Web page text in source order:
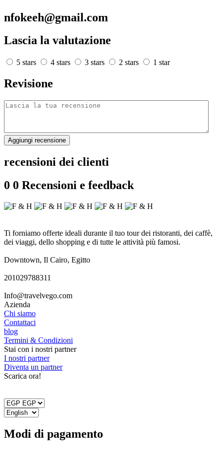
nfokeeh@gmail.com
Lascia la valutazione
5 stars 4 stars 3 stars 2 stars 1 star
Revisione
Aggiungi recensione
recensioni dei clienti
0 0 Recensioni e feedback
Ti forniamo offerte ideali durante il tuo tour dei ristoranti, dei caffè,
dei viaggi, dello shopping e di tutte le attività più famosi.
Downtown, Il Cairo, Egitto
201029788311
Info@travelvego.com
Azienda
Chi siamo
Contattaci
blog
Termini & Condizioni
Stai con i nostri partner
I nostri partner
Diventa un partner
Scarica ora!
Modi di pagamento